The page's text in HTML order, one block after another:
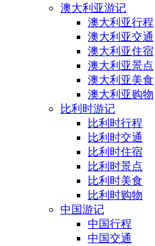
澳大利亚游记
澳大利亚行程
澳大利亚交通
澳大利亚住宿
澳大利亚景点
澳大利亚美食
澳大利亚购物
比利时游记
比利时行程
比利时交通
比利时住宿
比利时景点
比利时美食
比利时购物
中国游记
中国行程
中国交通